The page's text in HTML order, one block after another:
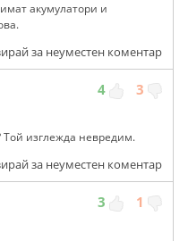
акумулатори и
за неуместен коментар
4 3
Той изглежда невредим.
за неуместен коментар
3 1